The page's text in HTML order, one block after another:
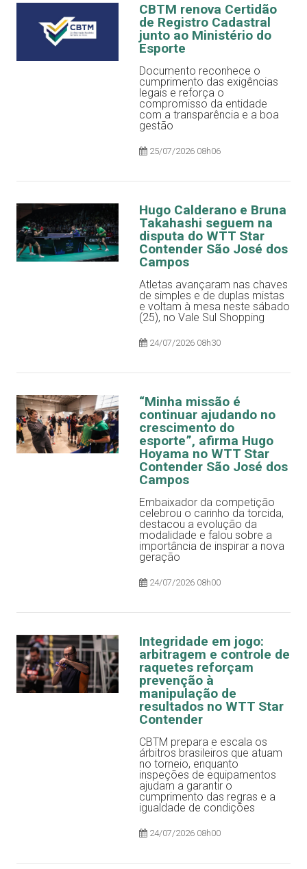
CBTM renova Certidão
de Registro Cadastral
junto ao Ministério do
Esporte
Documento reconhece o
cumprimento das exigências
legais e reforça o
compromisso da entidade
com a transparência e a boa
gestão
25/07/2026 08h06
Hugo Calderano e Bruna
Takahashi seguem na
disputa do WTT Star
Contender São José dos
Campos
Atletas avançaram nas chaves
de simples e de duplas mistas
e voltam à mesa neste sábado
(25), no Vale Sul Shopping
24/07/2026 08h30
“Minha missão é
continuar ajudando no
crescimento do
esporte”, afirma Hugo
Hoyama no WTT Star
Contender São José dos
Campos
Embaixador da competição
celebrou o carinho da torcida,
destacou a evolução da
modalidade e falou sobre a
importância de inspirar a nova
geração
24/07/2026 08h00
Integridade em jogo:
arbitragem e controle de
raquetes reforçam
prevenção à
manipulação de
resultados no WTT Star
Contender
CBTM prepara e escala os
árbitros brasileiros que atuam
no torneio, enquanto
inspeções de equipamentos
ajudam a garantir o
cumprimento das regras e a
igualdade de condições
24/07/2026 08h00